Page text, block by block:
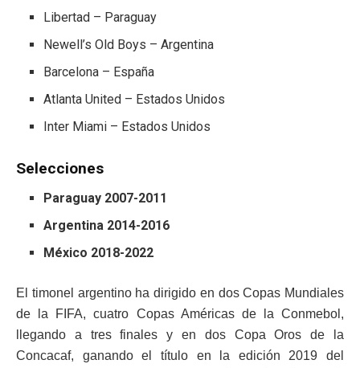
Libertad – Paraguay
Newell’s Old Boys – Argentina
Barcelona – España
Atlanta United – Estados Unidos
Inter Miami – Estados Unidos
Selecciones
Paraguay 2007-2011
Argentina 2014-2016
México 2018-2022
El timonel argentino ha dirigido en dos Copas Mundiales
de la FIFA, cuatro Copas Américas de la Conmebol,
llegando a tres finales y en dos Copa Oros de la
Concacaf, ganando el título en la edición 2019 del